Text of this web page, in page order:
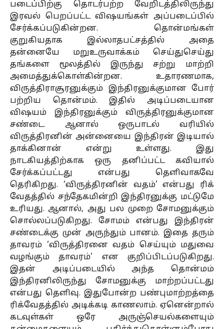
படைப்பிற்கு தொடர்பற்ற வேறிடத்திலிருந்து
இரவல் பெறப்பட்ட விஷயங்கள் அப்படைப்பில்
சேர்க்கப்படுகின்றன. தொன்மங்கள்
குறுகியதாக இல்லாதபட்சத்தில் அதை
தன்னையே மறுஉருவாக்கம் செய்துசெய்து
தங்களை மூலத்தில் இருந்து சற்று மாற்றி
அமைத்துக்கொள்கின்றன. உதாரணமாக,
விருத்திராசூரனுக்கும் இந்திரனுக்குமான போர்
பற்றிய தொன்மம். இதில் அடிப்படையான
விஷயம் இந்திரனுக்கும் விருத்திரனுக்குமான
சண்டை. ஆனால் ஒருபாடல் வரியில்
விருத்திரனின் அன்னையை இந்திரன் இடியால்
தாக்கினான் என்று உள்ளது. இது
நாடகியத்திற்காக ஒரு தனிப்பட்ட கவியால்
சேர்க்கப்பட்டது என்பது தெளிவாகவே
தெரிகிறது. ‘விருத்திரனின் வதம்’ என்பது ரிக்
வேதத்தில் சந்தேகமின்றி இந்திரனுக்கு மட்டுமே
உரியது. ஆனால், அது பல முறை சோமனுக்கும்
சொல்லப்படுகிறது. சோமம் என்பது இந்திரன்
சண்டைக்கு முன் அருந்தும் பானம். இதை தரும்
தாவரம் ‘விருத்திரனை வதம் செய்யும் மதுவை
வழங்கும் தாவரம்’ என குறிப்பிடப்படுகிறது.
இதன் அடிப்படையில் அந்த தொன்மம்
இந்திரனிலிருந்து சோமனுக்கு மாற்றப்பட்டது
என்பது தெளிவு. இதுபோன்ற பண்புமாற்றத்தை
ரிக்வேதத்தில் அடிக்கடி காணலாம். ஏனென்றால்
கடவுள்கள் ஒரே அருஞ்செயல்களையும்